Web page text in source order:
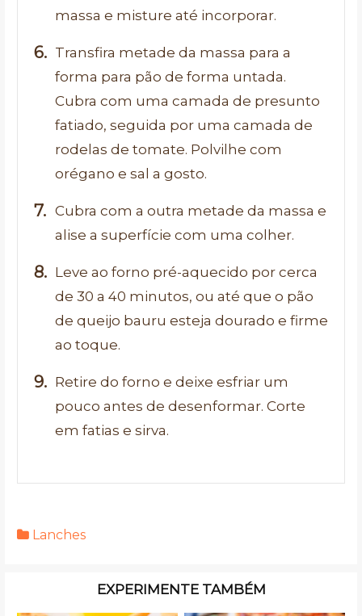
massa e misture até incorporar.
Transfira metade da massa para a
forma para pão de forma untada.
Cubra com uma camada de presunto
fatiado, seguida por uma camada de
rodelas de tomate. Polvilhe com
orégano e sal a gosto.
Cubra com a outra metade da massa e
alise a superfície com uma colher.
Leve ao forno pré-aquecido por cerca
de 30 a 40 minutos, ou até que o pão
de queijo bauru esteja dourado e firme
ao toque.
Retire do forno e deixe esfriar um
pouco antes de desenformar. Corte
em fatias e sirva.
Lanches
EXPERIMENTE TAMBÉM